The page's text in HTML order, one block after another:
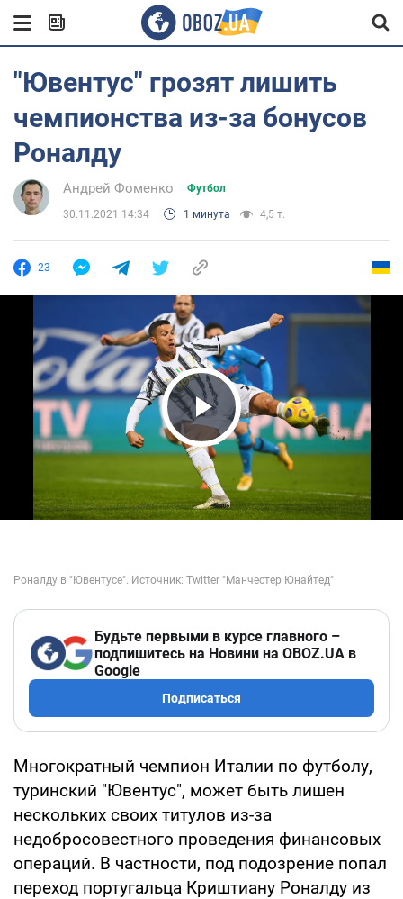
"Ювентус" грозят лишить
чемпионства из-за бонусов
Роналду
Андрей Фоменко Футбол
30.11.2021 14:34 1 минута 4,5 т.
23
Play Video
Будьте первыми в курсе главного –
подпишитесь на Новини на OBOZ.UA в
Google
Подписаться
Многократный чемпион Италии по футболу,
туринский "Ювентус", может быть лишен
нескольких своих титулов из-за
недобросовестного проведения финансовых
операций. В частности, под подозрение попал
переход португальца Криштиану Роналду из